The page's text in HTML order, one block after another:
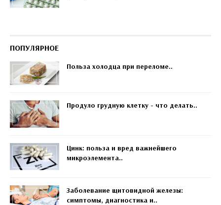
ПОПУЛЯРНОЕ
Польза холодца при переломе..
Продуло грудную клетку - что делать..
Цинк: польза и вред важнейшего
микроэлемента..
Заболевание щитовидной железы:
симптомы, диагностика и..